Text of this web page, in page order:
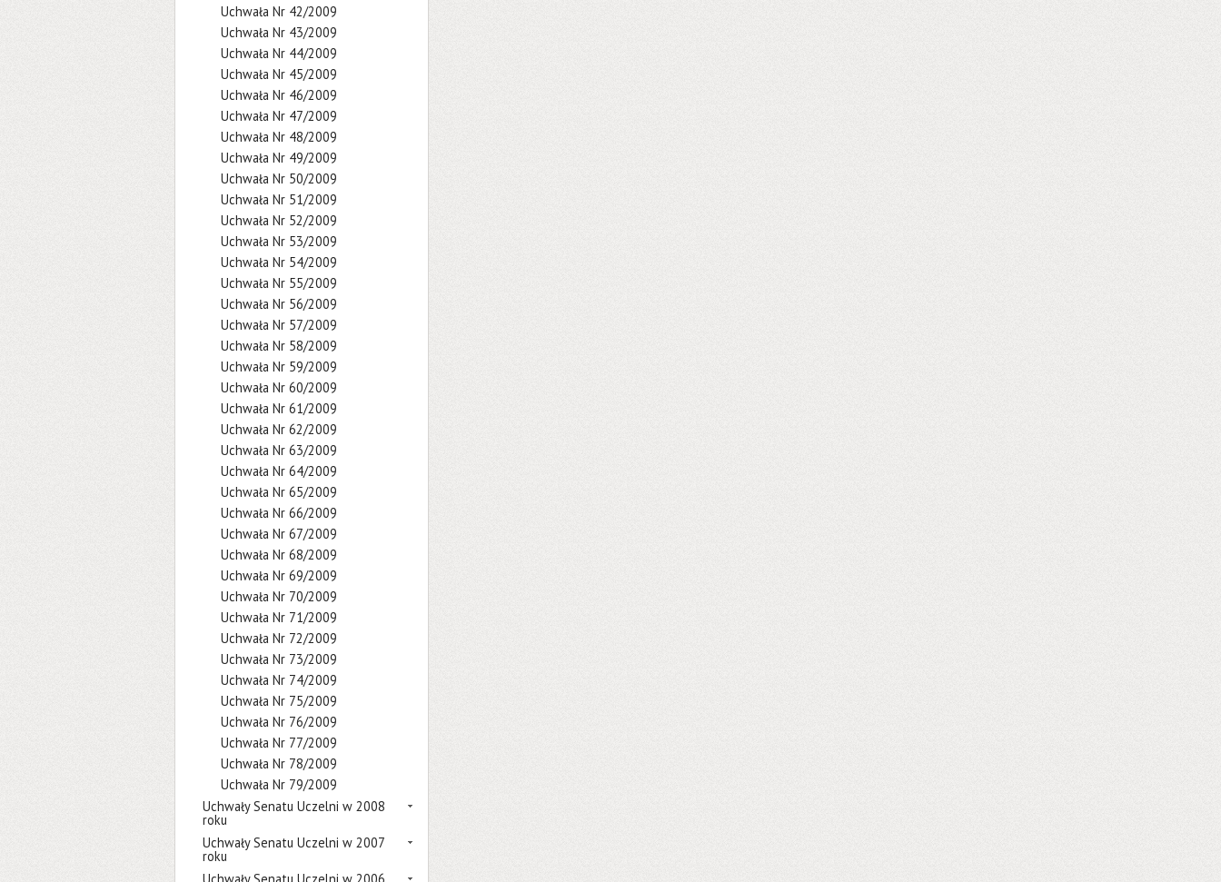
Uchwała Nr 42/2009
Uchwała Nr 43/2009
Uchwała Nr 44/2009
Uchwała Nr 45/2009
Uchwała Nr 46/2009
Uchwała Nr 47/2009
Uchwała Nr 48/2009
Uchwała Nr 49/2009
Uchwała Nr 50/2009
Uchwała Nr 51/2009
Uchwała Nr 52/2009
Uchwała Nr 53/2009
Uchwała Nr 54/2009
Uchwała Nr 55/2009
Uchwała Nr 56/2009
Uchwała Nr 57/2009
Uchwała Nr 58/2009
Uchwała Nr 59/2009
Uchwała Nr 60/2009
Uchwała Nr 61/2009
Uchwała Nr 62/2009
Uchwała Nr 63/2009
Uchwała Nr 64/2009
Uchwała Nr 65/2009
Uchwała Nr 66/2009
Uchwała Nr 67/2009
Uchwała Nr 68/2009
Uchwała Nr 69/2009
Uchwała Nr 70/2009
Uchwała Nr 71/2009
Uchwała Nr 72/2009
Uchwała Nr 73/2009
Uchwała Nr 74/2009
Uchwała Nr 75/2009
Uchwała Nr 76/2009
Uchwała Nr 77/2009
Uchwała Nr 78/2009
Uchwała Nr 79/2009
Uchwały Senatu Uczelni w 2008
roku
Uchwały Senatu Uczelni w 2007
roku